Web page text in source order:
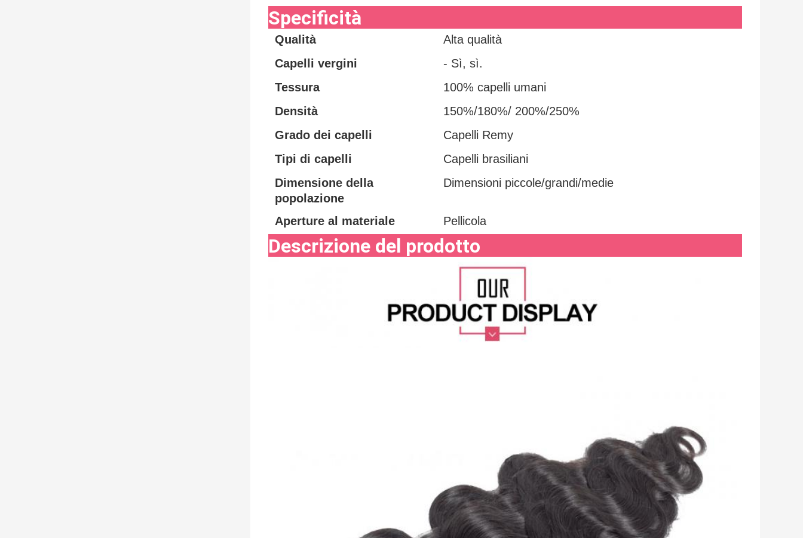
Specificità
Qualità
Alta qualità
Capelli vergini
- Sì, sì.
Tessura
100% capelli umani
Densità
150%/180%/ 200%/250%
Grado dei capelli
Capelli Remy
Tipi di capelli
Capelli brasiliani
Dimensione della
popolazione
Dimensioni piccole/grandi/medie
Aperture al materiale Pellicola
Descrizione del prodotto